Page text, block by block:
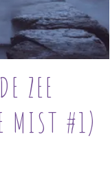
ZEE
MIST #1)